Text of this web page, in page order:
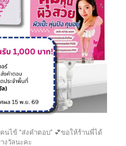
นไข้ “ส่งคำตอบ” 💕ขอให้ร้านพี่ได้
งวัลนะคะ